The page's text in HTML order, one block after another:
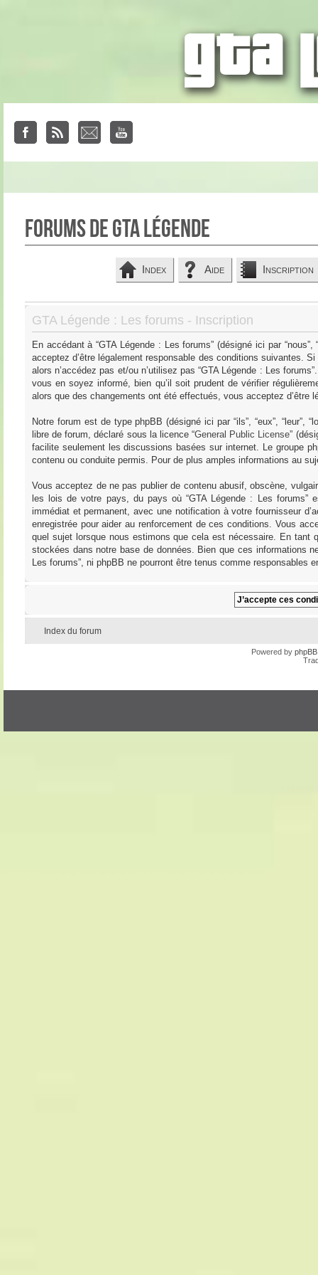
Forums de GTA Légende
Index Aide Inscription
GTA Légende : Les forums - Inscription
En accédant à “GTA Légende : Les forums” (désigné ici par
acceptez d’être légalement responsable des conditions suivantes.
alors n’accédez pas et/ou n’utilisez pas “GTA Légende : Les
vous en soyez informé, bien qu’il soit prudent de vérifier
alors que des changements ont été effectués, vous acceptez
Notre forum est de type phpBB (désigné ici par “ils”, “eux”, “leur”,
libre de forum, déclaré sous la licence “General Public License”
facilite seulement les discussions basées sur internet. Le groupe
contenu ou conduite permis. Pour de plus amples informations au
Vous acceptez de ne pas publier de contenu abusif, obscène,
les lois de votre pays, du pays où “GTA Légende : Les
immédiat et permanent, avec une notification à votre fournisseur
enregistrée pour aider au renforcement de ces conditions. Vous
quel sujet lorsque nous estimons que cela est nécessaire. En tant
stockées dans notre base de données. Bien que ces informations
Les forums”, ni phpBB ne pourront être tenus comme
Index du forum
Powered by phpBB